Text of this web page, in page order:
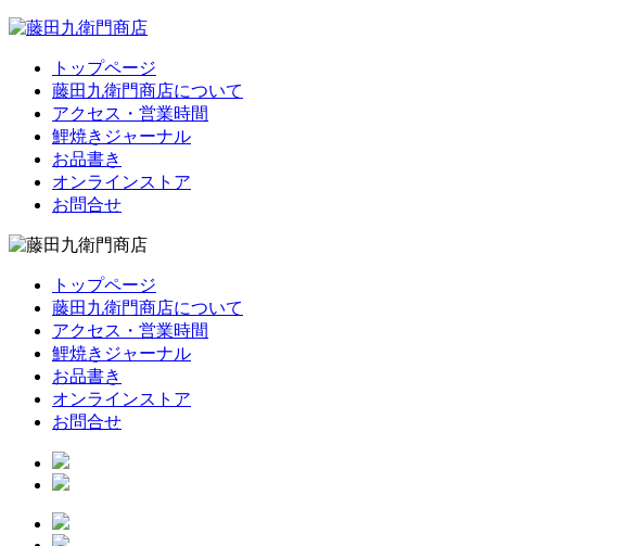
トップページ
藤田九衛門商店について
アクセス・営業時間
鯉焼きジャーナル
お品書き
オンラインストア
お問合せ
トップページ
藤田九衛門商店について
アクセス・営業時間
鯉焼きジャーナル
お品書き
オンラインストア
お問合せ